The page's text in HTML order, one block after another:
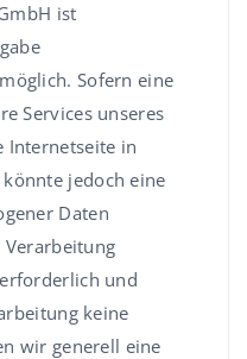
ist
Sofern eine
Services unseres
Internetseite in
jedoch eine
Daten
und
keine
wir generell eine